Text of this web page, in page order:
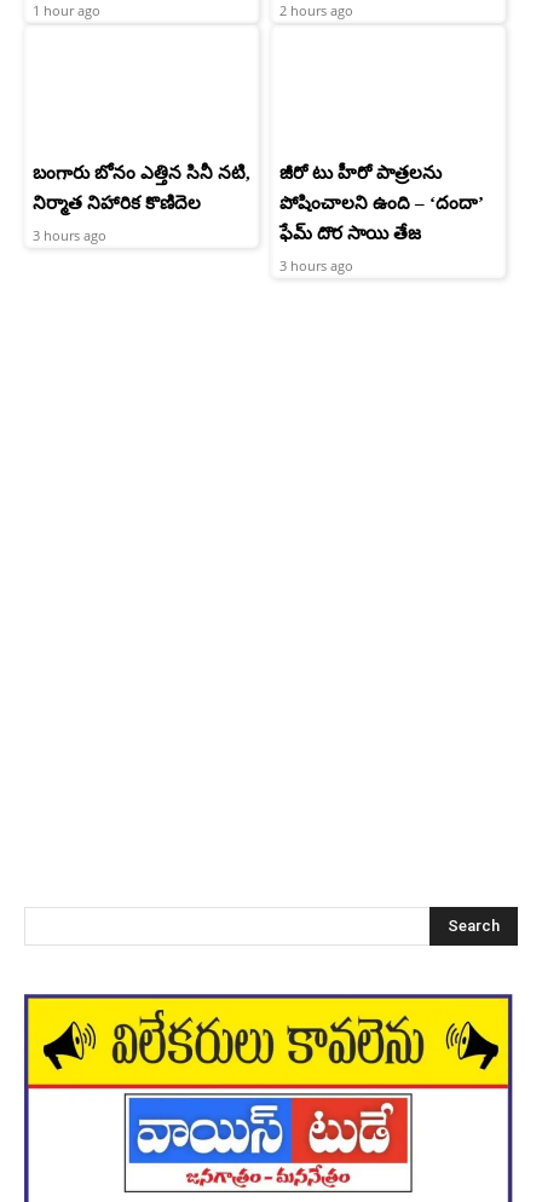
1 hour ago 2 hours ago
బంగారు బోనం ఎత్తిన సినీ నటి,
నిర్మాత నిహారిక కొణిదెల
3 hours ago
జీరో టు హీరో పాత్రలను
పోషించాలని ఉంది – ‘దందా’
ఫేమ్ దొర సాయి తేజ
3 hours ago
Search